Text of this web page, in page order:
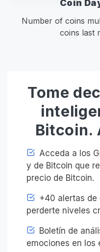
Coin
Number of coins
coins last
Tome
Bitcoin.
Acceda a los
y de Bitcoin que
precio de Bitcoin.
+40 alertas de
perderte niveles
Boletín de
emociones en los